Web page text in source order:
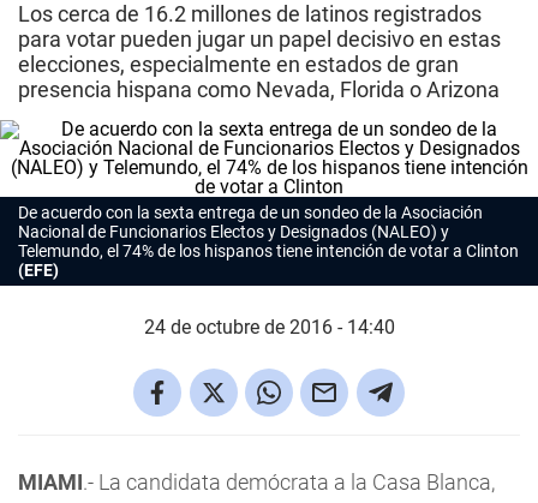
Los cerca de 16.2 millones de latinos registrados
para votar pueden jugar un papel decisivo en estas
elecciones, especialmente en estados de gran
presencia hispana como Nevada, Florida o Arizona
De acuerdo con la sexta entrega de un sondeo de la Asociación
Nacional de Funcionarios Electos y Designados (NALEO) y
Telemundo, el 74% de los hispanos tiene intención de votar a Clinton
(EFE)
24 de octubre de 2016 - 14:40
MIAMI.- La candidata demócrata a la Casa Blanca,